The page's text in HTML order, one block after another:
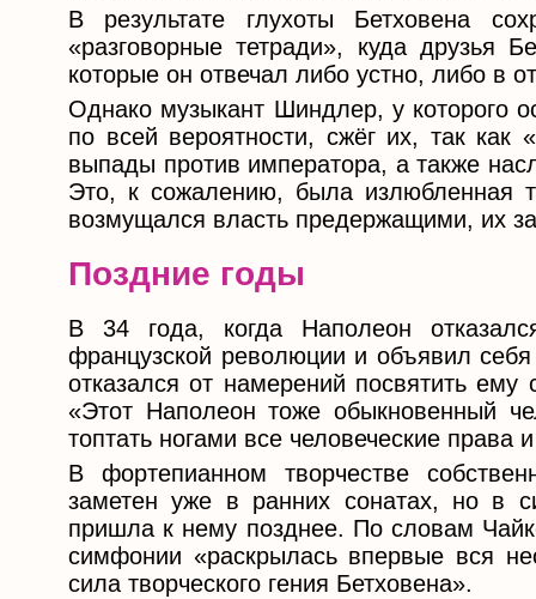
В результате глухоты Бетховена
«разговорные тетради», куда друзья
которые он отвечал либо устно, либо в
Однако музыкант Шиндлер, у которого
по всей вероятности, сжёг их, так
выпады против императора, а также
Это, к сожалению, была излюбленная
возмущался власть предержащими, их
Поздние годы
В 34 года, когда Наполеон
французской революции и объявил
отказался от намерений посвятить
«Этот Наполеон тоже обыкновенный
топтать ногами все человеческие права
В фортепианном творчестве
заметен уже в ранних сонатах, но в
пришла к нему позднее. По словам
симфонии «раскрылась впервые вся
сила творческого гения Бетховена».